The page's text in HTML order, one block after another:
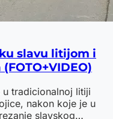
slavu litijom i
tradicionalnoj litiji
nakon koje je u
slavskog